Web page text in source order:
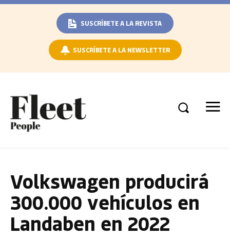
SUSCRÍBETE A LA REVISTA
SUSCRÍBETE A LA NEWSLETTER
Volkswagen producirá
300.000 vehículos en
Landaben en 2022